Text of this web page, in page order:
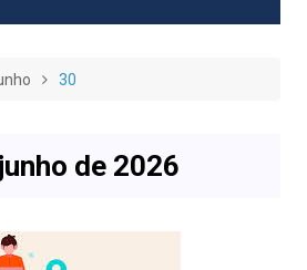
30
de 2026